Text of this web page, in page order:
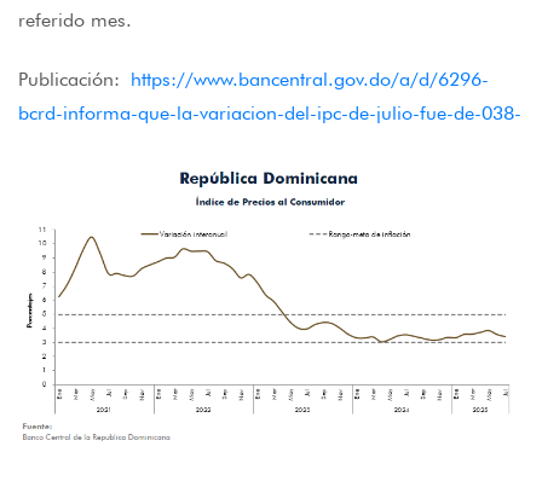
referido mes.
Publicación: https://www.bancentral.gov.do/a/d/6296-
bcrd-informa-que-la-variacion-del-ipc-de-julio-fue-de-038-